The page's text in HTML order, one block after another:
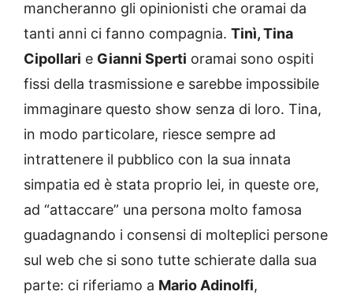
mancheranno gli opinionisti che oramai da
tanti anni ci fanno compagnia. Tinì, Tina
Cipollari e Gianni Sperti oramai sono ospiti
fissi della trasmissione e sarebbe impossibile
immaginare questo show senza di loro. Tina,
in modo particolare, riesce sempre ad
intrattenere il pubblico con la sua innata
simpatia ed è stata proprio lei, in queste ore,
ad “attaccare” una persona molto famosa
guadagnando i consensi di molteplici persone
sul web che si sono tutte schierate dalla sua
parte: ci riferiamo a Mario Adinolfi,